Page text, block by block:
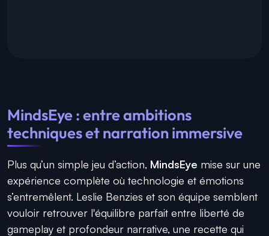
MindsEye : entre ambitions
techniques et narration immersive
Plus qu’un simple jeu d’action, MindsEye mise sur une
expérience complète où technologie et émotions
s’entremêlent. Leslie Benzies et son équipe semblent
vouloir retrouver l'équilibre parfait entre liberté de
gameplay et profondeur narrative, une recette qui